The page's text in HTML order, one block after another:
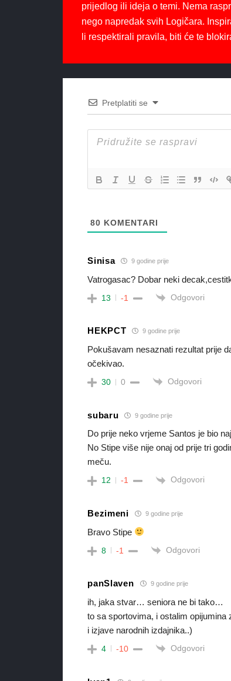
prijedlog ili ideja o temi. Nema
nego napredak svih Logičara.
li respektirali pravila, biti će te
Pretplatiti se
80 KOMENTARI
Sinisa 9 godine prije
Vatrogasac? Dobar neki
13 -1 Odgovori
HEKPCT 9 godine prije
Pokušavam nesaznati rezultat prije
očekivao.
30 0 Odgovori
subaru 9 godine prije
Do prije neko vrjeme Santos je bio
No Stipe više nije onaj od prije tri
meču.
12 -1 Odgovori
Bezimeni 9 godine prije
Bravo Stipe
8 -1 Odgovori
panSlaven 9 godine prije
ih, jaka stvar… seniora ne bi tako…
to sa sportovima, i ostalim
i izjave narodnih izdajnika..)
4 -10 Odgovori